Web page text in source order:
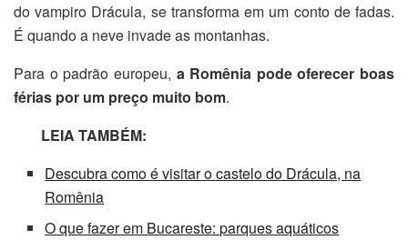
do vampiro Drácula, se transforma em um conto de fadas.
É quando a neve invade as montanhas.
Para o padrão europeu, a Romênia pode oferecer boas
férias por um preço muito bom.
LEIA TAMBÉM:
Descubra como é visitar o castelo do Drácula, na
Romênia
O que fazer em Bucareste: parques aquáticos